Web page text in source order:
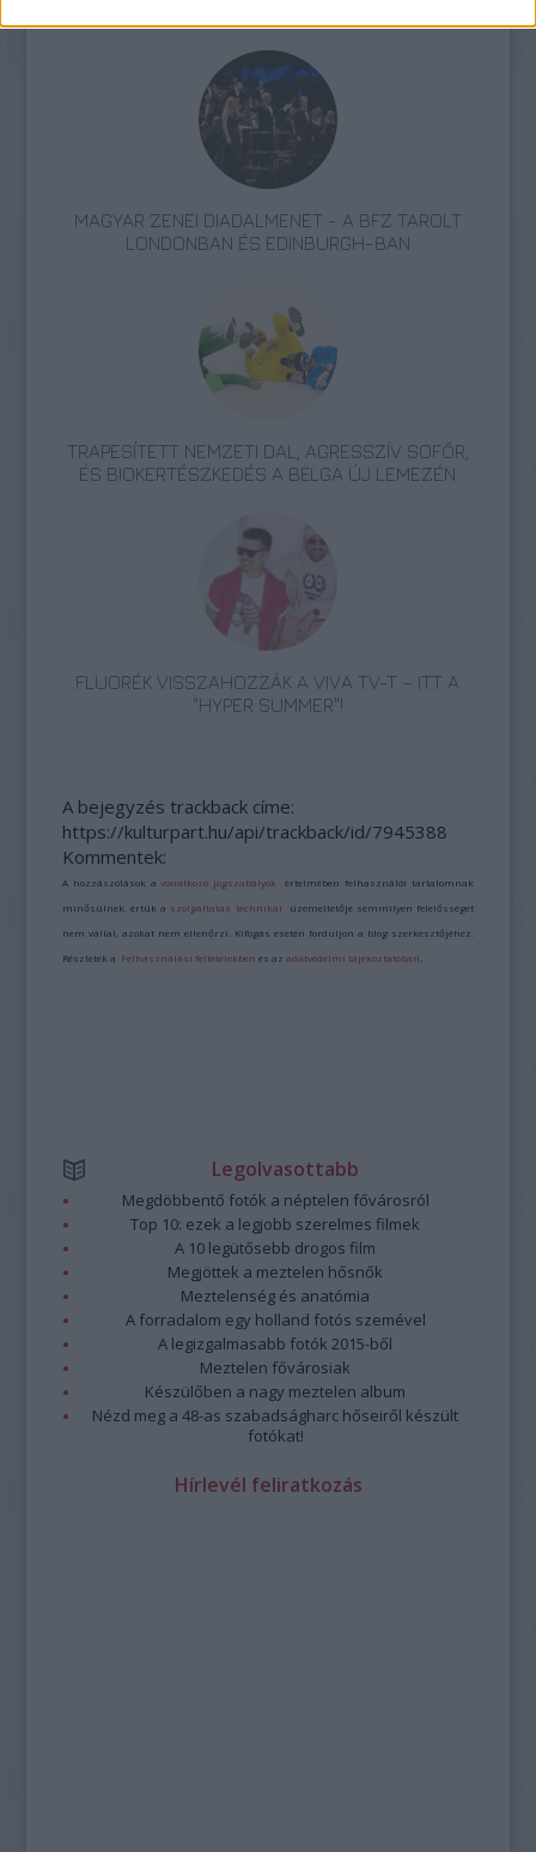
MAGYAR ZENEI DIADALMENET - A BFZ TAROLT
LONDONBAN ÉS EDINBURGH-BAN
TRAPESÍTETT NEMZETI DAL, AGRESSZÍV SOFŐR,
ÉS BIOKERTÉSZKEDÉS A BËLGA ÚJ LEMEZÉN
FLUORÉK VISSZAHOZZÁK A VIVA TV-T – ITT A
"HYPER SUMMER"!
A bejegyzés trackback címe:
https://kulturpart.hu/api/trackback/id/7945388
Kommentek:
A hozzászólások avonatkozó jogszabályok értelmében felhasználói tartalomnak
minősülnek, értük a szolgáltatás technikai üzemeltetője semmilyen felelősséget
nem vállal, azokat nem ellenőrzi. Kifogás esetén forduljon a blog szerkesztőjéhez.
Részletek a Felhasználási feltételekben és azadatvédelmi tájékoztatóban
Legolvasottabb
Megdöbbentő fotók a néptelen fővárosról
Top 10: ezek a legjobb szerelmes filmek
A 10 legütősebb drogos film
Megjöttek a meztelen hősnők
Meztelenség és anatómia
A forradalom egy holland fotós szemével
A legizgalmasabb fotók 2015-ből
Meztelen fővárosiak
Készülőben a nagy meztelen album
Nézd meg a 48-as szabadságharc hőseiről készült
fotókat!
Hírlevél feliratkozás